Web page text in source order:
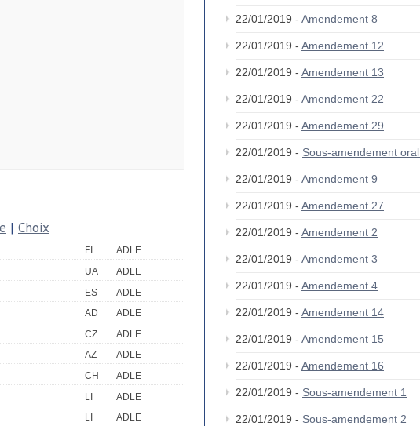
| Choix
FI
ADLE
UA
ADLE
ES
ADLE
AD
ADLE
CZ
ADLE
AZ
ADLE
CH
ADLE
LI
ADLE
LI
ADLE
22/01/2019 - Amendement 8
22/01/2019 - Amendement 12
22/01/2019 - Amendement 13
22/01/2019 - Amendement 22
22/01/2019 - Amendement 29
22/01/2019 - Sous-amendement oral
22/01/2019 - Amendement 9
22/01/2019 - Amendement 27
22/01/2019 - Amendement 2
22/01/2019 - Amendement 3
22/01/2019 - Amendement 4
22/01/2019 - Amendement 14
22/01/2019 - Amendement 15
22/01/2019 - Amendement 16
22/01/2019 - Sous-amendement 1
22/01/2019 - Sous-amendement 2